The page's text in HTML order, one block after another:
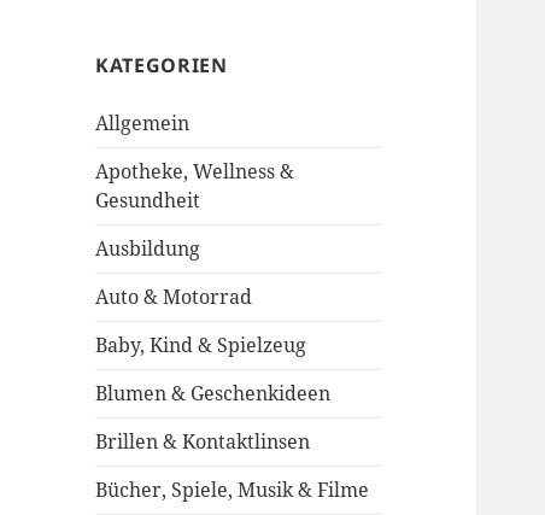
KATEGORIEN
Allgemein
Apotheke, Wellness &
Gesundheit
Ausbildung
Auto & Motorrad
Baby, Kind & Spielzeug
Blumen & Geschenkideen
Brillen & Kontaktlinsen
Bücher, Spiele, Musik & Filme